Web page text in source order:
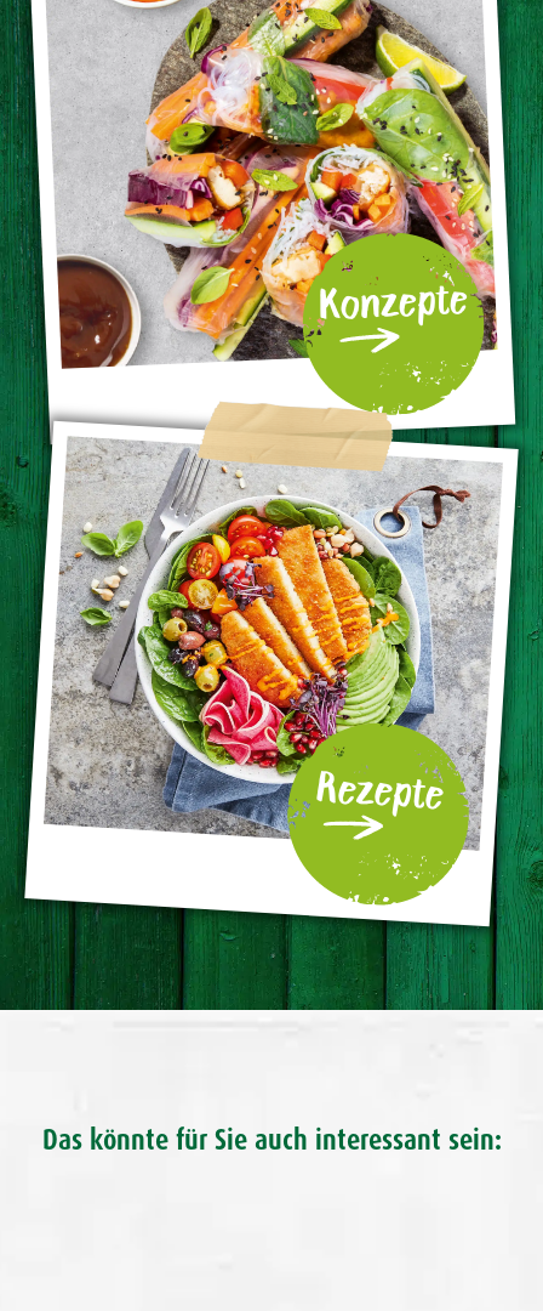
Konzepte
Rezepte
Das könnte für Sie auch interessant sein: